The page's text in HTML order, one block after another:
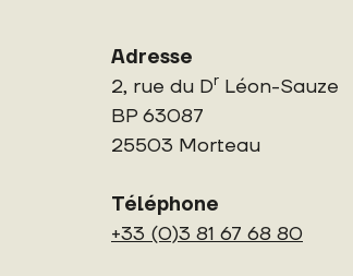
Adresse
2, rue du Dr Léon-Sauze
BP 63087
25503 Morteau
Téléphone
+33 (0)3 81 67 68 80